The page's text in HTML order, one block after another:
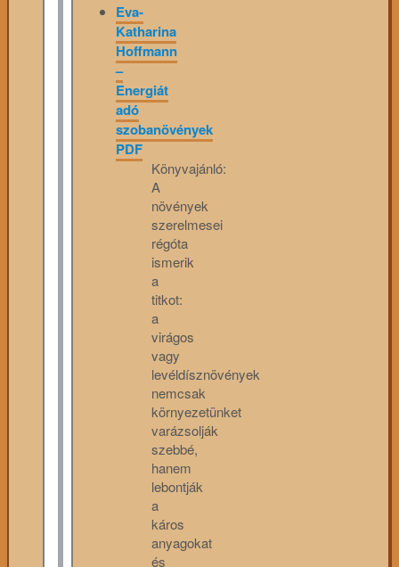
Eva-
Katharina
Hoffmann
–
Energiát
adó
szobanövények
PDF
Könyvajánló:
A
növények
szerelmesei
régóta
ismerik
a
titkot:
a
virágos
vagy
levéldísznövények
nemcsak
környezetünket
varázsolják
szebbé,
hanem
lebontják
a
káros
anyagokat
és